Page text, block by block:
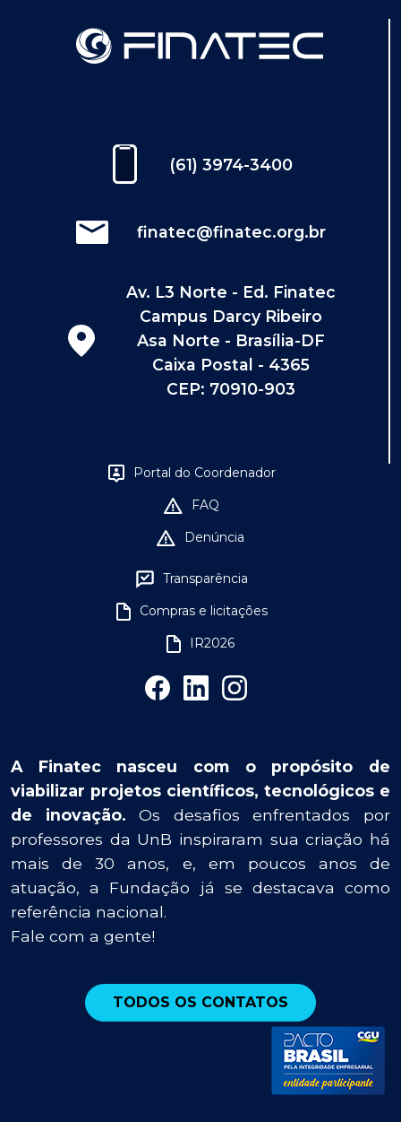
(61) 3974-3400
finatec@finatec.org.br
Av. L3 Norte - Ed. Finatec
Campus Darcy Ribeiro
Asa Norte - Brasília-DF
Caixa Postal - 4365
CEP: 70910-903
Portal do Coordenador
FAQ
Denúncia
Transparência
Compras e licitações
IR2026
A Finatec nasceu com o propósito de
viabilizar projetos científicos, tecnológicos e
de inovação. Os desafios enfrentados por
professores da UnB inspiraram sua criação há
mais de 30 anos, e, em poucos anos de
atuação, a Fundação já se destacava como
referência nacional.
Fale com a gente!
TODOS OS CONTATOS